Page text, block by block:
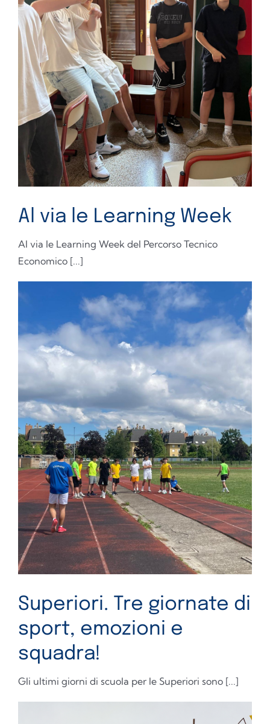
Al via le Learning Week
Al via le Learning Week del Percorso Tecnico
Economico [...]
Superiori. Tre giornate di
sport, emozioni e
squadra!
Gli ultimi giorni di scuola per le Superiori sono [...]